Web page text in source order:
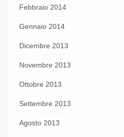
Febbraio 2014
Gennaio 2014
Dicembre 2013
Novembre 2013
Ottobre 2013
Settembre 2013
Agosto 2013